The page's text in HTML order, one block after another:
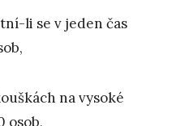
li se v jeden čas
na vysoké
osob,